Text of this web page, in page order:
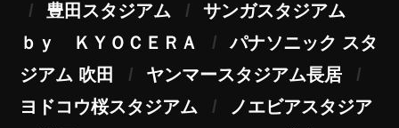
豊田スタジアム
サンガスタジアム
ｂｙ ＫＹＯＣＥＲＡ
パナソニック スタ
ジアム 吹田
ヤンマースタジアム長居
ヨドコウ桜スタジアム
ノエビアスタジア